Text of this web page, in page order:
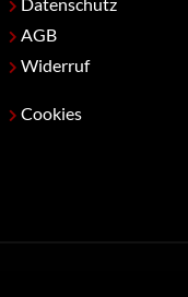
AGB
Widerruf
Cookies